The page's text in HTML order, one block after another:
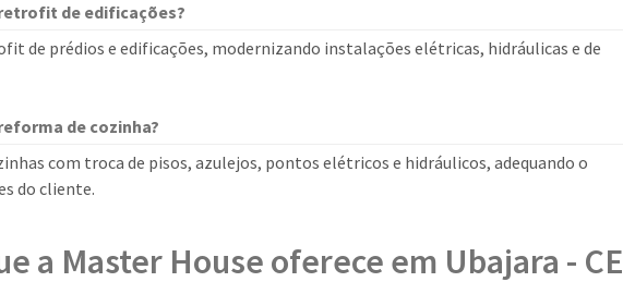
de edificações?
de prédios e edificações, modernizando instalações elétricas, hidráulicas e de
de cozinha?
com troca de pisos, azulejos, pontos elétricos e hidráulicos, adequando o
do cliente.
a Master House oferece em Ubajara - CE